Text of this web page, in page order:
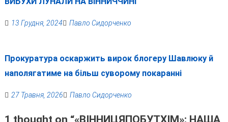
13 Грудня, 2024 Павло Сидорченко
Прокуратура оскаржить вирок блогеру Шавлюку й
наполягатиме на більш суворому покаранні
27 Травня, 2026 Павло Сидорченко